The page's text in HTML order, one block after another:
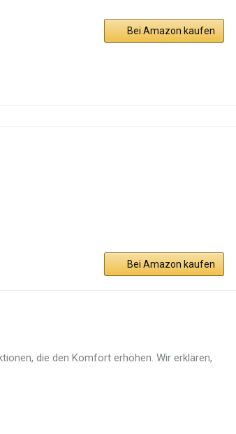
Bei Amazon kaufen
Bei Amazon kaufen
die den Komfort erhöhen. Wir erklären,